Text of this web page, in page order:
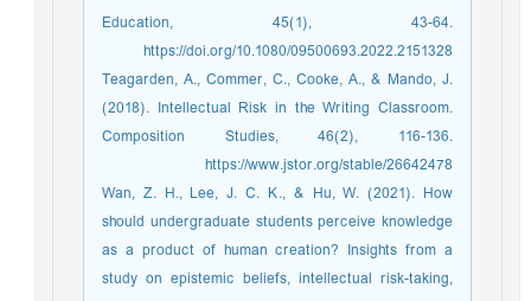
Education, 45(1), 43-64.
https://doi.org/10.1080/09500693.2022.2151328
Teagarden, A., Commer, C., Cooke, A., & Mando, J.
(2018). Intellectual Risk in the Writing Classroom.
Composition Studies, 46(2), 116-136.
https://www.jstor.org/stable/26642478
Wan, Z. H., Lee, J. C. K., & Hu, W. (2021). How
should undergraduate students perceive knowledge
as a product of human creation? Insights from a
study on epistemic beliefs, intellectual risk-taking,